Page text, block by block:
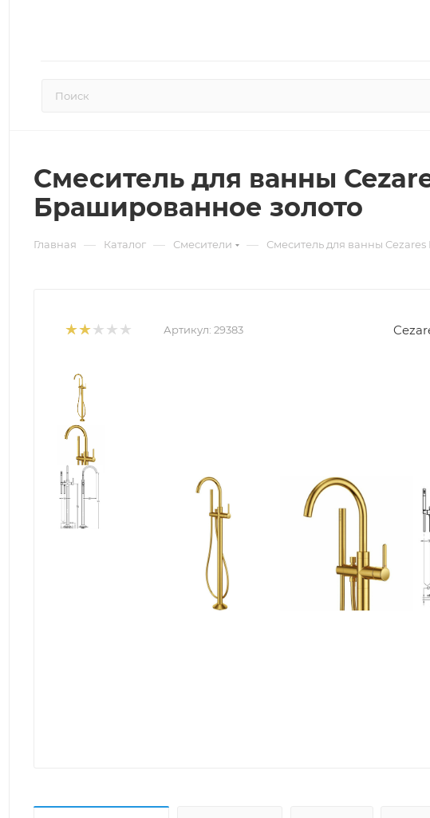
Смеситель для ванны
Брашированное золото
Главная — Каталог — Смесители — Смеситель для ванны
Артикул: 29383